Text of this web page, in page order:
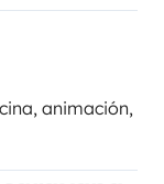
animación,